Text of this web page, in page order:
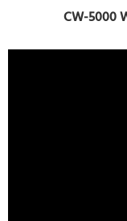
CW-5000